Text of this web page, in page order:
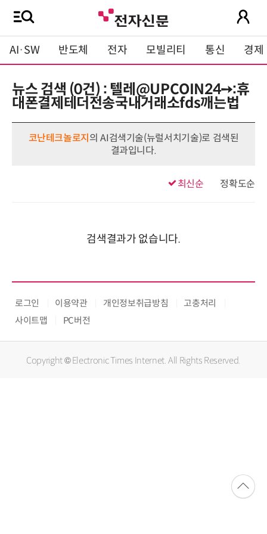
AI·SW 반도체 전자 모빌리티 통신 경제
뉴스 검색 (0건) : 텔레@UPCOIN24➙:휴
대폰결제테더전송국내거래소fds깨는법
코난테크놀로지 의 AI검색기술(뉴럴서치기술)로 검색된
결과입니다.
최신순 정확도순
검색결과가 없습니다.
로그인 이용약관 개인정보취급방침
고충처리
사이트맵
PC버전
Copyright © Electronic Times Internet. All Rights Reserved.